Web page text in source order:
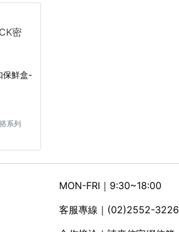
保鮮盒-
系列
MON-FRI｜9:30~18:00
客服專線｜(02)2552-3226